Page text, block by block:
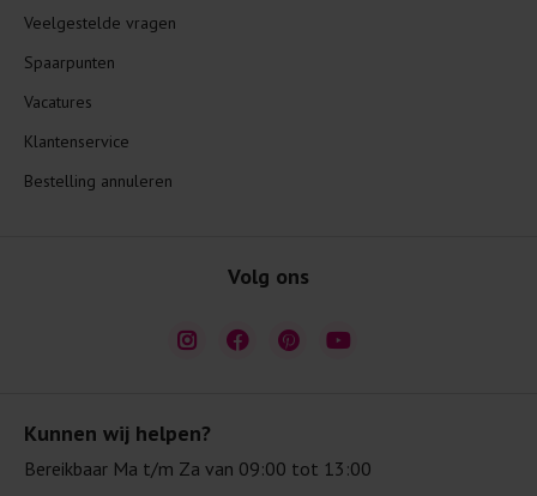
Kunnen wij helpen?
Bereikbaar Ma t/m Za van 09:00 tot 13:00
Veelgestelde vragen
Spaarpunten
Vacatures
Klantenservice
Bestelling annuleren
Volg ons